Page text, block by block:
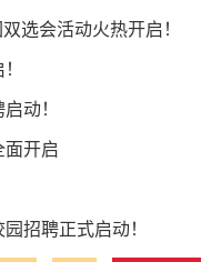
选会活动火热开启！
动！
面开启
招聘正式启动！